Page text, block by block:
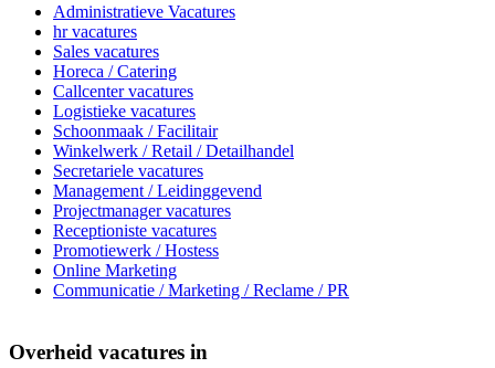
Administratieve Vacatures
hr vacatures
Sales vacatures
Horeca / Catering
Callcenter vacatures
Logistieke vacatures
Schoonmaak / Facilitair
Winkelwerk / Retail / Detailhandel
Secretariele vacatures
Management / Leidinggevend
Projectmanager vacatures
Receptioniste vacatures
Promotiewerk / Hostess
Online Marketing
Communicatie / Marketing / Reclame / PR
Overheid vacatures in